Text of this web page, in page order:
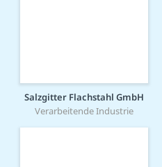
Salzgitter Flachstahl GmbH
Verarbeitende Industrie